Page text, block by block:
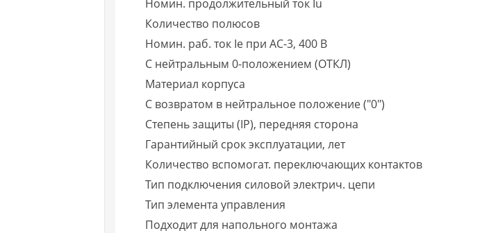
Номин. продолжительный ток Iu
Количество полюсов
Номин. раб. ток Ie при AC-3, 400 В
С нейтральным 0-положением (ОТКЛ)
Материал корпуса
С возвратом в нейтральное положение ("0")
Степень защиты (IP), передняя сторона
Гарантийный срок эксплуатации, лет
Количество вспомогат. переключающих контактов
Тип подключения силовой электрич. цепи
Тип элемента управления
Подходит для напольного монтажа